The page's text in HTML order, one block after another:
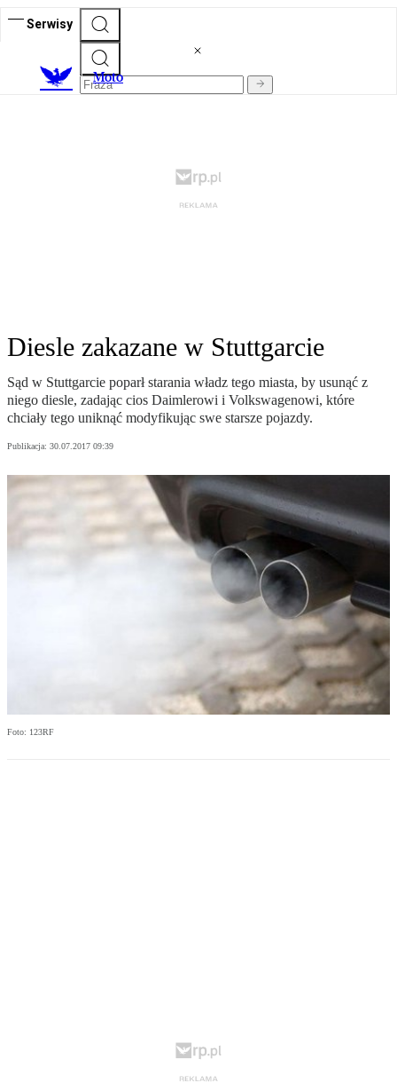
Serwisy
Moto
Diesle zakazane w Stuttgarcie
Sąd w Stuttgarcie poparł starania władz tego miasta, by usunąć z
niego diesle, zadając cios Daimlerowi i Volkswagenowi, które
chciały tego uniknąć modyfikując swe starsze pojazdy.
Publikacja: 30.07.2017 09:39
Foto: 123RF